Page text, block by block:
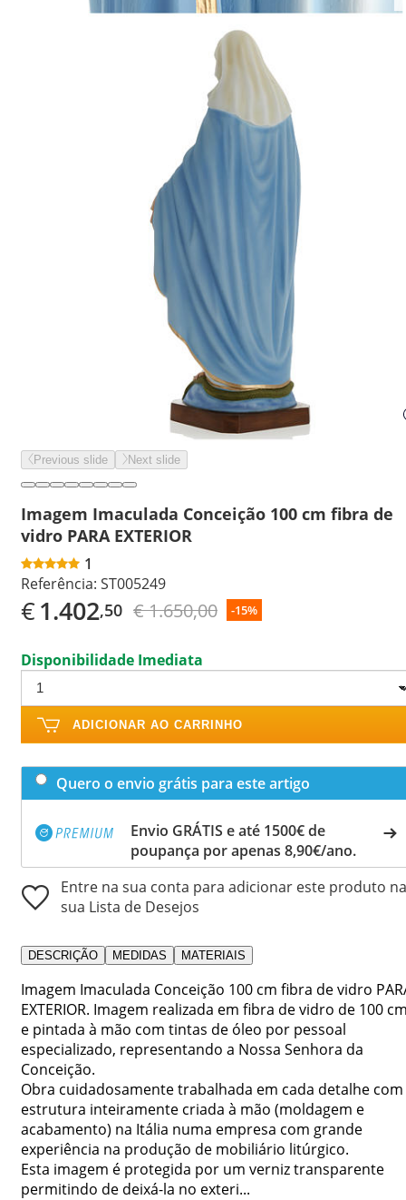
Previous slide Next slide
Imagem Imaculada Conceição 100 cm fibra de
vidro PARA EXTERIOR
1
Referência: ST005249
€1.402,50 € 1.650,00 -15%
Disponibilidade Imediata
ADICIONAR AO CARRINHO
Quero o envio grátis para este artigo
Envio GRÁTIS e até 1500€ de
poupança por apenas 8,90€/ano.
Entre na sua conta para adicionar este produto na
sua Lista de Desejos
DESCRIÇÃO MEDIDAS MATERIAIS
Imagem Imaculada Conceição 100 cm fibra de vidro
EXTERIOR. Imagem realizada em fibra de vidro de 100
e pintada à mão com tintas de óleo por pessoal
especializado, representando a Nossa Senhora da
Conceição.
Obra cuidadosamente trabalhada em cada detalhe com
estrutura inteiramente criada à mão (moldagem e
acabamento) na Itália numa empresa com grande
experiência na produção de mobiliário litúrgico.
Esta imagem é protegida por um verniz transparente
permitindo de deixá-la no exteri...